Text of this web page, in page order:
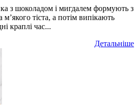
з шоколадом і мигдалем формують з
тіста, а потім випікають
краплі час...
Детальніше